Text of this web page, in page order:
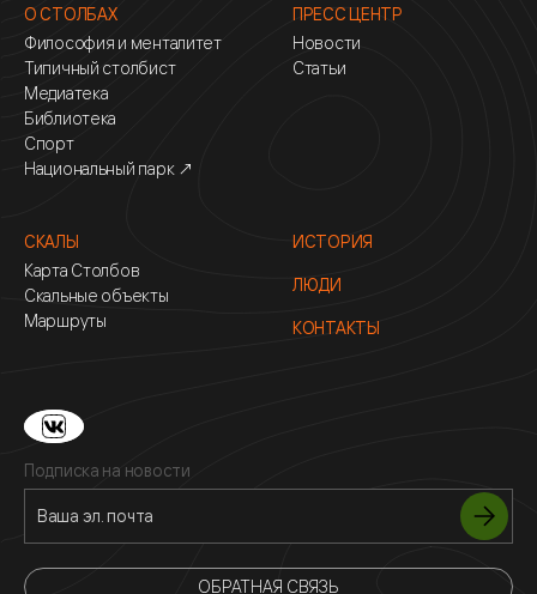
О СТОЛБАХ
Философия и менталитет
Типичный столбист
Медиатека
Библиотека
Спорт
Национальный парк ↗
ПРЕСС ЦЕНТР
Новости
Статьи
СКАЛЫ
Карта Столбов
Скальные объекты
Маршруты
ИСТОРИЯ
ЛЮДИ
КОНТАКТЫ
Подписка на новости
ОБРАТНАЯ СВЯЗЬ